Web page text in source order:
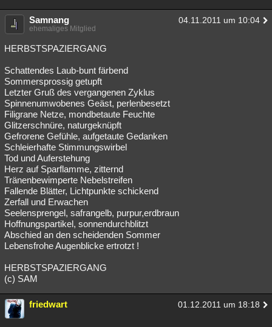
Samnang 04.11.2011 um 10:04
ehemaliges Mitglied
HERBSTSPAZIERGANG
Schattendes Laub-bunt färbend
Sommersprossig getupft
Letzter Gruß des vergangenen Zyklus
Spinnenumwobenes Geäst, perlenbesetzt
Filigrane Netze, mondbetaute Feuchte
Glitzerschnüre, naturgeknüpft
Gefrorene Gefühle, aufgetaute Gedanken
Schleierhafte Stimmungswirbel
Tod und Auferstehung
Herz auf Sparflamme, zitternd
Tränenbewimperte Nebelstreifen
Fallende Blätter, Lichtpunkte schickend
Zerfall und Erwachen
Seelensprengel, safrangelb, purpur,erdbraun
Hoffnungspartikel, sonnendurchblitzt
Abschied an den scheidenden Sommer
Lebensfrohe Augenblicke ertrotzt !
HERBSTSPAZIERGANG
(c) SAM
friedwart 01.12.2011 um 18:18